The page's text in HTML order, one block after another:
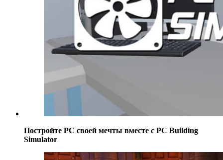
Постройте РС своей мечты вместе с PC Building
Simulator